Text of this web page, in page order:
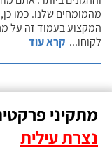
מהמומחים שלנו. כמו
המקצוע בעמוד זה על
לקוחו... קרא עוד
מתקיני
נצרת עילית